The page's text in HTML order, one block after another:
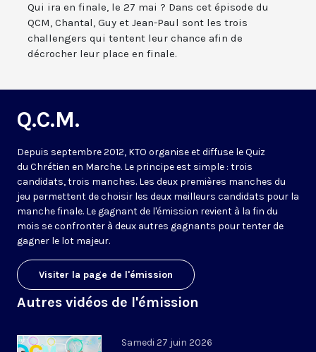
Qui ira en finale, le 27 mai ? Dans cet épisode du
QCM, Chantal, Guy et Jean-Paul sont les trois
challengers qui tentent leur chance afin de
décrocher leur place en finale.
Q.C.M.
Depuis septembre 2012, KTO organise et diffuse le Quiz
du Chrétien en Marche. Le principe est simple : trois
candidats, trois manches. Les deux premières manches du
jeu permettent de choisir les deux meilleurs candidats pour la
manche finale. Le gagnant de l'émission revient à la fin du
mois se confronter à deux autres gagnants pour tenter de
gagner le lot majeur.
Visiter la page de l'émission
Autres vidéos de l'émission
Samedi 27 juin 2026